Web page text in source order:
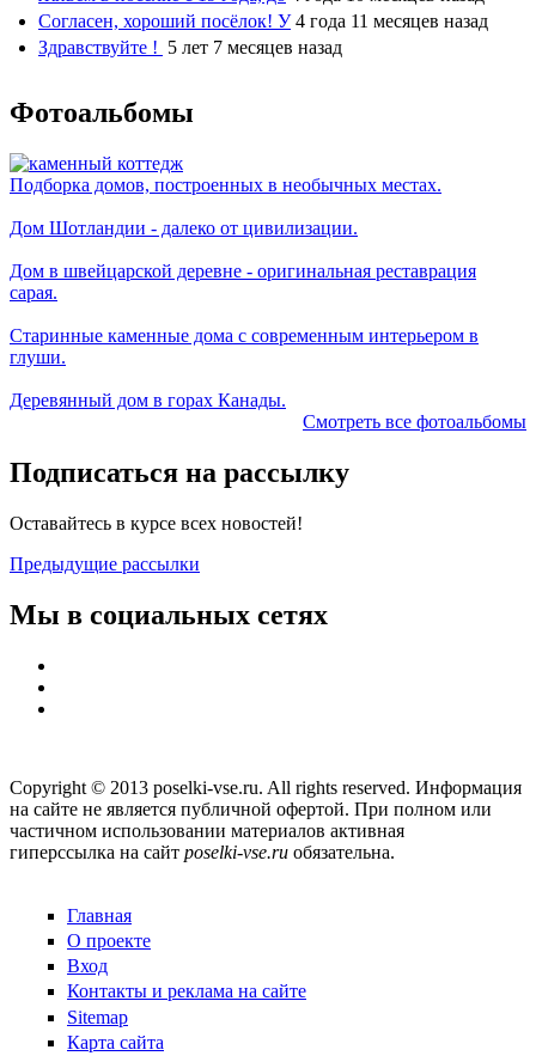
Согласен, хороший посёлок! У 4 года 11 месяцев назад
Здравствуйте ! 5 лет 7 месяцев назад
Фотоальбомы
Подборка домов, построенных в необычных местах.
Дом Шотландии - далеко от цивилизации.
Дом в швейцарской деревне - оригинальная реставрация
сарая.
Старинные каменные дома с современным интерьером в
глуши.
Деревянный дом в горах Канады.
Смотреть все фотоальбомы
Подписаться на рассылку
Оставайтесь в курсе всех новостей!
Предыдущие рассылки
Мы в социальных сетях
Copyright © 2013 poselki-vse.ru. All rights reserved. Информация
на сайте не является публичной офертой. При полном или
частичном использовании материалов активная
гиперссылка на сайт poselki-vse.ru​ обязательна.
Главная
О проекте
Вход
Контакты и реклама на сайте
Sitemap
Карта сайта